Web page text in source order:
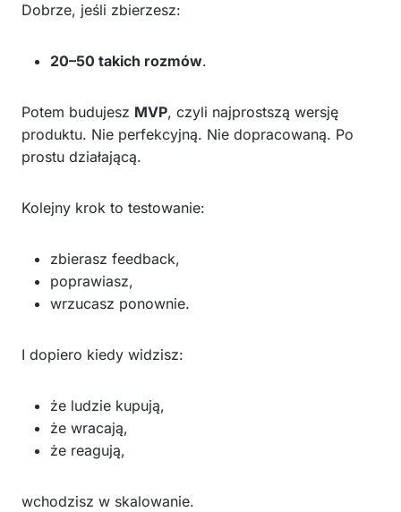
Dobrze, jeśli zbierzesz:
20–50 takich rozmów.
Potem budujesz MVP, czyli najprostszą wersję
produktu. Nie perfekcyjną. Nie dopracowaną. Po
prostu działającą.
Kolejny krok to testowanie:
zbierasz feedback,
poprawiasz,
wrzucasz ponownie.
I dopiero kiedy widzisz:
że ludzie kupują,
że wracają,
że reagują,
wchodzisz w skalowanie.